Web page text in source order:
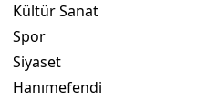
Kültür Sanat
Spor
Siyaset
Hanımefendi